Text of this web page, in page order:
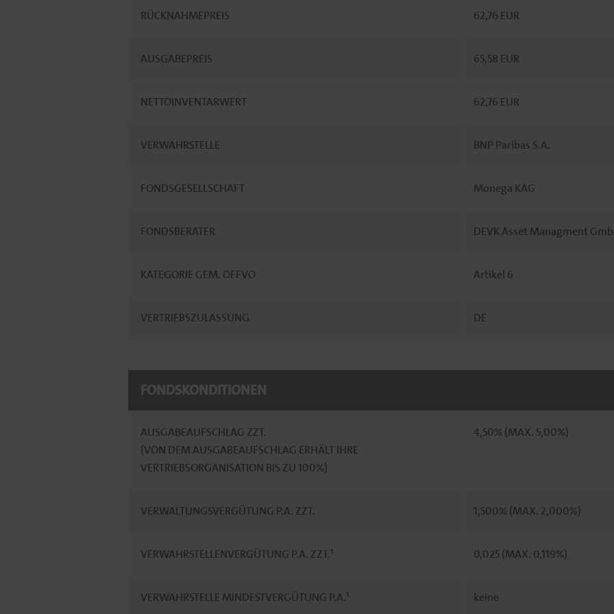
RÜCKNAHMEPREIS 62,76 EUR
AUSGABEPREIS 65,58 EUR
NETTOINVENTARWERT 62,76 EUR
VERWAHRSTELLE BNP Paribas S.A.
FONDSGESELLSCHAFT Monega KAG
FONDSBERATER DEVK Asset Managment
KATEGORIE GEM. OFFVO Artikel 6
VERTRIEBSZULASSUNG DE
FONDSKONDITIONEN
AUSGABEAUFSCHLAG ZZT.
(VON DEM AUSGABEAUFSCHLAG ERHÄLT IHRE
VERTRIEBSORGANISATION BIS ZU 100%)
4,50% (MAX. 5,00%)
VERWALTUNGSVERGÜTUNG P.A. ZZT. 1,500% (MAX. 2,000%)
VERWAHRSTELLENVERGÜTUNG P.A. ZZT.¹ 0,025 (MAX. 0,119%)
VERWAHRSTELLE MINDESTVERGÜTUNG P.A.¹ keine